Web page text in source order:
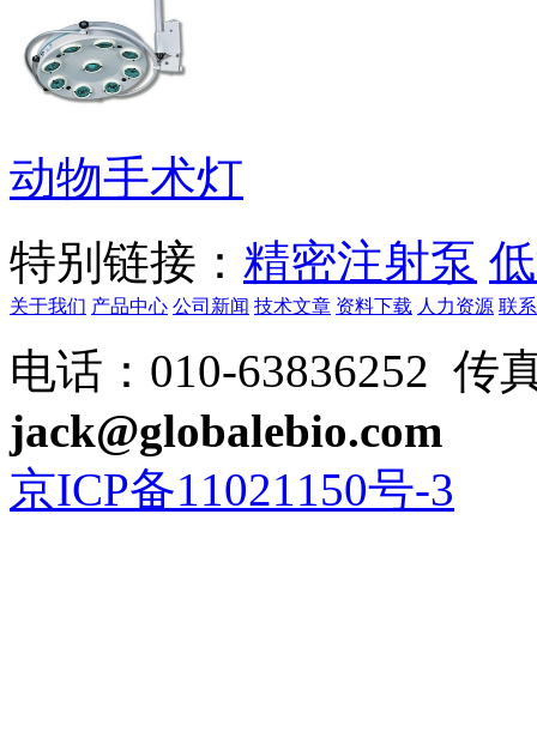
动物手术灯
特别链接： 精密注射泵
关于我们 产品中心 公司新闻 技术文章 资料下载 人力资源 联
电话：010-63836252 传
jack@globalebio.com
京ICP备11021150号-3